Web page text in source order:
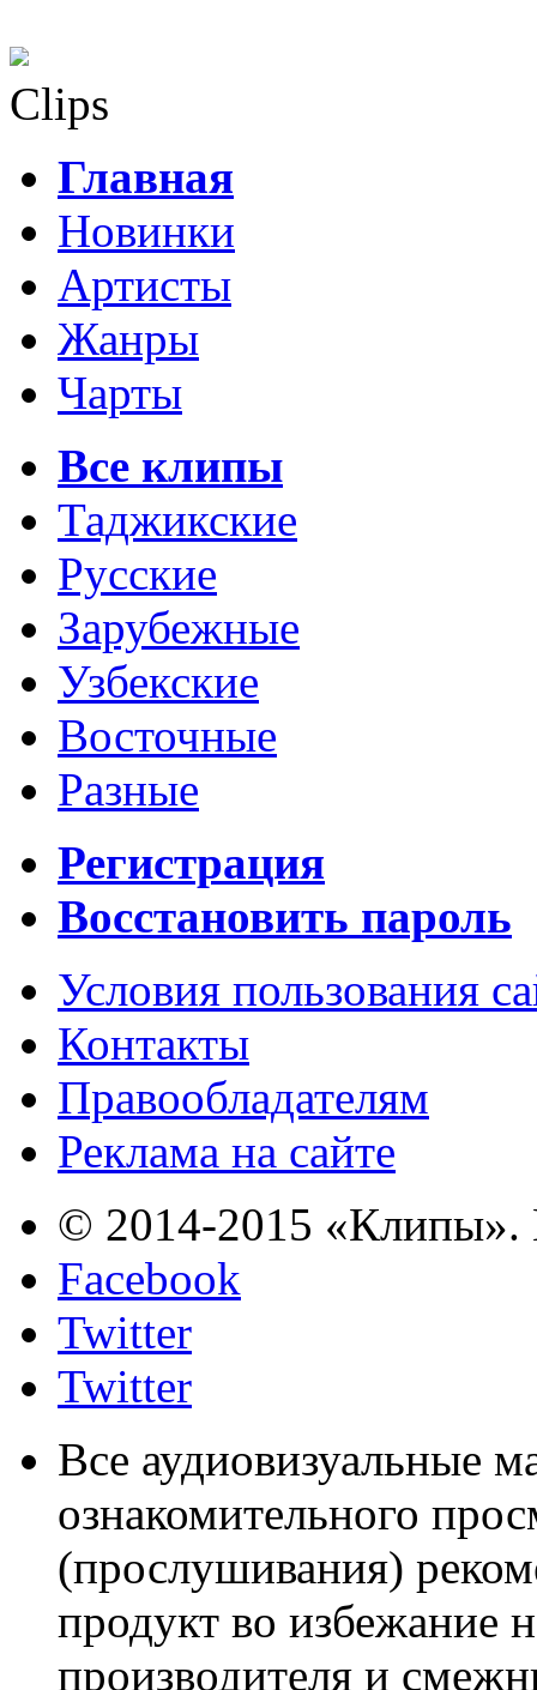
Clips
Главная
Новинки
Артисты
Жанры
Чарты
Все клипы
Таджикские
Русские
Зарубежные
Узбекские
Восточные
Разные
Регистрация
Восстановить пароль
Условия пользования
Контакты
Правообладателям
Реклама на сайте
© 2014-2015 «Клипы».
Facebook
Twitter
Twitter
Все аудиовизуальные
ознакомительного
(прослушивания)
продукт во избежание
производителя и